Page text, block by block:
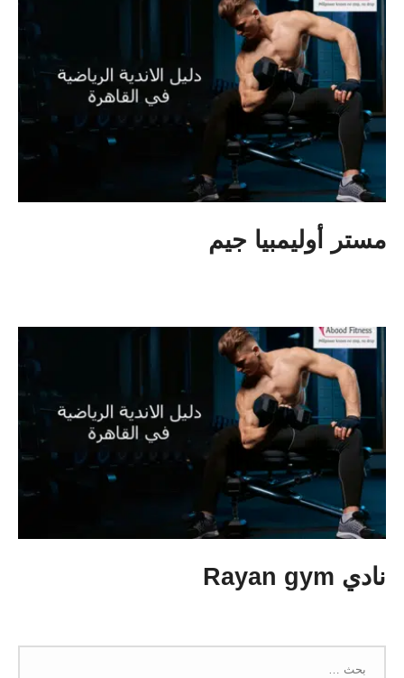
مستر أوليمبيا جيم
نادي Rayan gym